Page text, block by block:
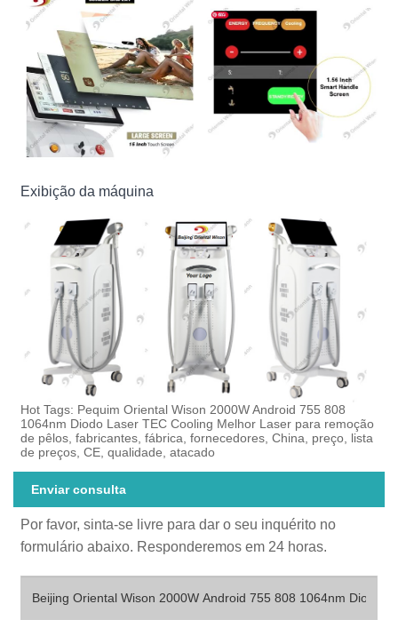
Exibição da máquina
Hot Tags: Pequim Oriental Wison 2000W Android 755 808
1064nm Diodo Laser TEC Cooling Melhor Laser para remoção
de pêlos, fabricantes, fábrica, fornecedores, China, preço, lista
de preços, CE, qualidade, atacado
Enviar consulta
Por favor, sinta-se livre para dar o seu inquérito no
formulário abaixo. Responderemos em 24 horas.